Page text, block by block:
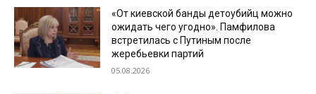
«От киевской банды детоубийц можно
ожидать чего угодно». Памфилова
встретилась с Путиным после
жеребьевки партий
05.08.2026